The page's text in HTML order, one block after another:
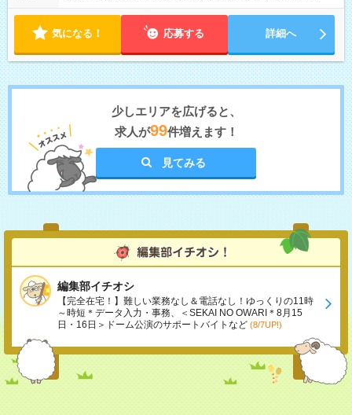
気になる！ 応募する 詳細へ
少しエリアを広げると、
求人が99件増えます！
見てみる
編集部イチオシ
【完全在宅！】難しい業務なし＆電話なし！ゆっくりの11時
～時短＊データ入力・事務、＜SEKAI NO OWARI＊8月15
日・16日＞ドーム公演のサポートバイトなど (8/7UP!)